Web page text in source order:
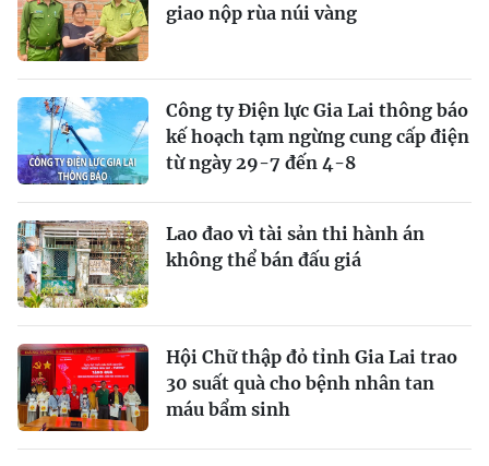
giao nộp rùa núi vàng
Công ty Điện lực Gia Lai thông báo
kế hoạch tạm ngừng cung cấp điện
từ ngày 29-7 đến 4-8
Lao đao vì tài sản thi hành án
không thể bán đấu giá
Hội Chữ thập đỏ tỉnh Gia Lai trao
30 suất quà cho bệnh nhân tan
máu bẩm sinh